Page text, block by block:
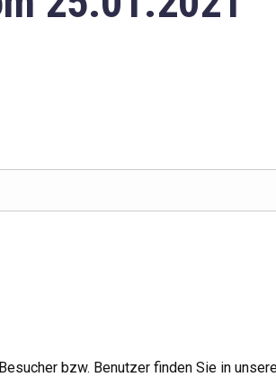
bzw. Benutzer finden Sie in